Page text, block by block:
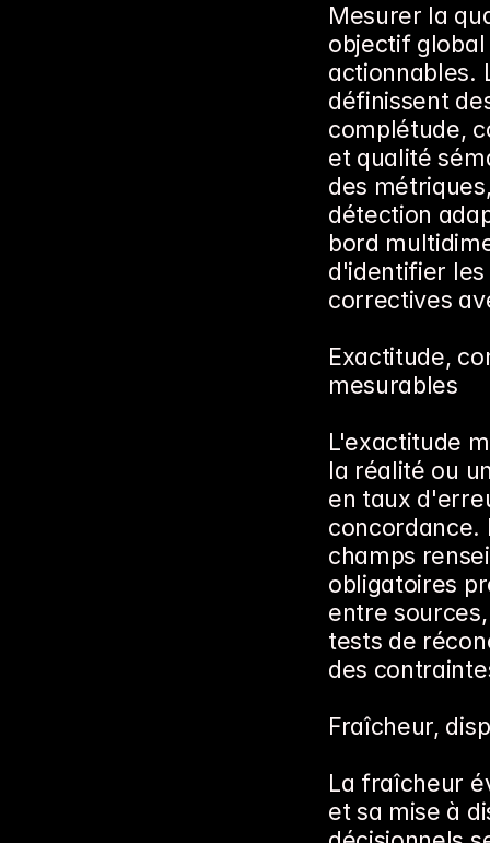
Mesurer la
objectif
actionnables.
définissent
complétude,
et qualité
des
détection
bord
d'identifier les
correctives
Exactitude,
mesurables
L'exactitude
la réalité ou
en taux
concordance.
champs
obligatoires
entre
tests de
des
Fraîcheur,
La fraîcheur
et sa mise à